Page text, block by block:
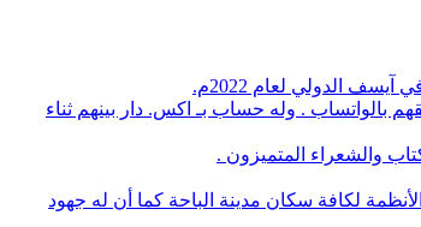
بالواتساب . وله حساب بـ اكس. دار بينهم ثناء
والشعراء المتميزون .
لكافة سكان مدينة الباحة كما أن له جهود